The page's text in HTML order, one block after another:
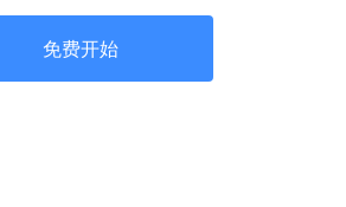
免费开始